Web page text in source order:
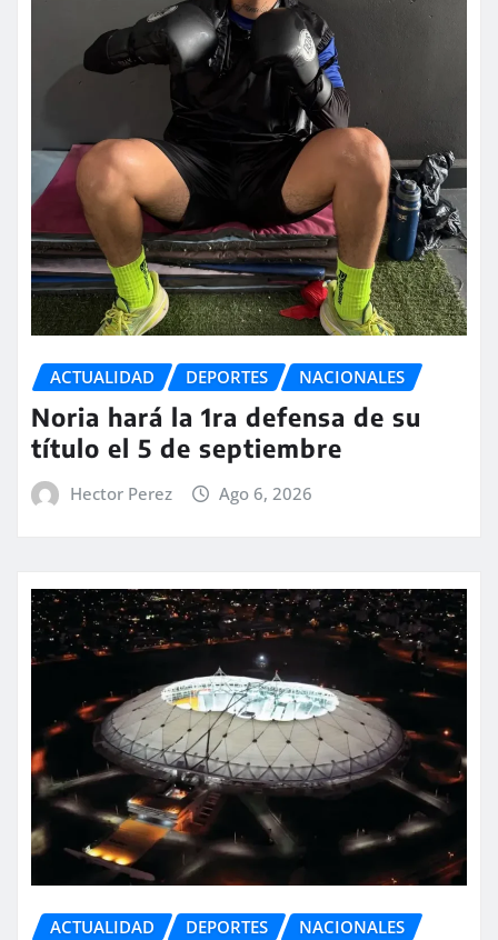
ACTUALIDAD DEPORTES NACIONALES
Noria hará la 1ra defensa de su
título el 5 de septiembre
Hector Perez Ago 6, 2026
ACTUALIDAD DEPORTES NACIONALES